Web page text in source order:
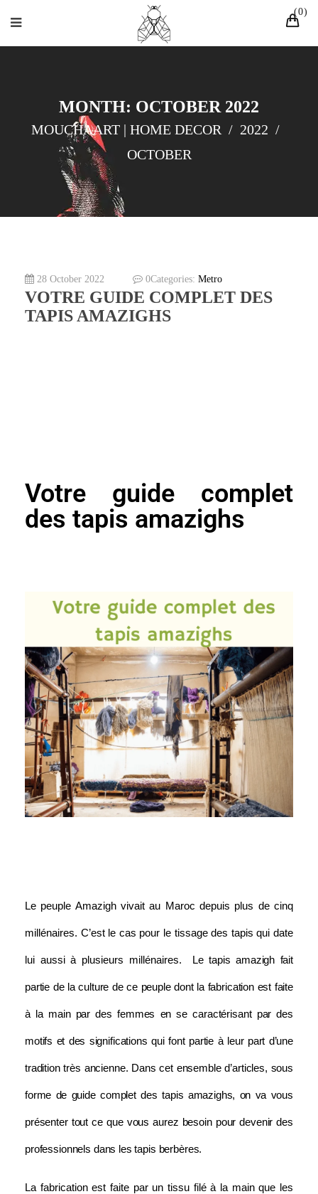
0
MONTH: OCTOBER 2022
MOUCHAART | HOME DECOR / 2022 /
OCTOBER
28 October 2022 0Categories: Metro
VOTRE GUIDE COMPLET DES
TAPIS AMAZIGHS
Votre guide complet
des tapis amazighs
Le peuple Amazigh vivait au Maroc depuis plus de cinq
millénaires. C’est le cas pour le tissage des tapis qui date
lui aussi à plusieurs millénaires. Le tapis amazigh fait
partie de la culture de ce peuple dont la fabrication est faite
à la main par des femmes en se caractérisant par des
motifs et des significations qui font partie à leur part d’une
tradition très ancienne. Dans cet ensemble d’articles, sous
forme de guide complet des tapis amazighs, on va vous
présenter tout ce que vous aurez besoin pour devenir des
professionnels dans les tapis berbères.
La fabrication est faite par un tissu filé à la main que les